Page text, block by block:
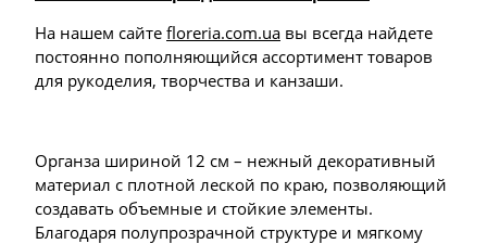
На нашем сайте floreria.com.ua вы всегда найдете
постоянно пополняющийся ассортимент товаров
для рукоделия, творчества и канзаши.
Органза шириной 12 см – нежный декоративный
материал с плотной леской по краю, позволяющий
создавать объемные и стойкие элементы.
Благодаря полупрозрачной структуре и мягкому